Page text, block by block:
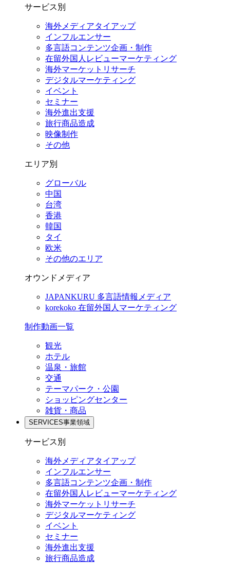
サービス別
海外メディアタイアップ
インフルエンサー
多言語コンテンツ企画・制作
在留外国⼈レビューマーケティング
海外マーケットリサーチ
デジタルマーケティング
イベント
セミナー
海外進出支援
旅行商品造成
映像制作
その他
エリア別
グローバル
中国
台湾
香港
韓国
タイ
欧米
その他のエリア
オウンドメディア
JAPANKURU 多言語情報メディア
korekoko 在留外国人マーケティング
制作動画一覧
観光
ホテル
温泉・旅館
交通
テーマパーク・公園
ショッピングセンター
雑貨・商品
SERVICES事業領域
サービス別
海外メディアタイアップ
インフルエンサー
多言語コンテンツ企画・制作
在留外国⼈レビューマーケティング
海外マーケットリサーチ
デジタルマーケティング
イベント
セミナー
海外進出支援
旅行商品造成